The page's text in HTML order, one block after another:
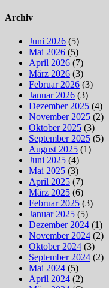
Archiv
Juni 2026 (5)
Mai 2026 (5)
April 2026 (7)
März 2026 (3)
Februar 2026 (3)
Januar 2026 (3)
Dezember 2025 (4)
November 2025 (2)
Oktober 2025 (3)
September 2025 (5)
August 2025 (1)
Juni 2025 (4)
Mai 2025 (3)
April 2025 (7)
März 2025 (6)
Februar 2025 (3)
Januar 2025 (5)
Dezember 2024 (1)
November 2024 (2)
Oktober 2024 (3)
September 2024 (2)
Mai 2024 (5)
April 2024 (2)